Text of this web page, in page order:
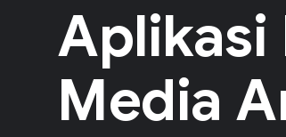
Aplikasi
Media